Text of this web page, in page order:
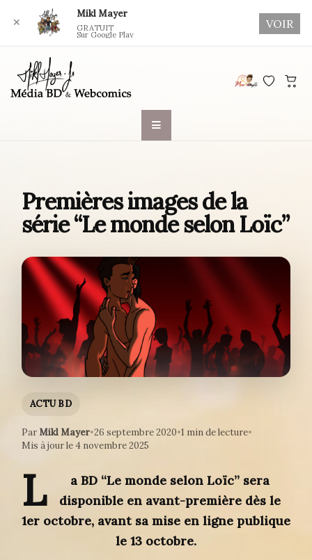
Premières images de la
série “Le monde selon Loïc”
ACTU BD
Par Mikl Mayer•26 septembre 2020•1 min de lecture•
Mis à jour le 4 novembre 2025
L
a BD “Le monde selon Loïc” sera
disponible en avant-première dès le
1er octobre, avant sa mise en ligne publique
le 13 octobre.
✕
Mikl Mayer
GRATUIT
Sur Google Play
VOIR